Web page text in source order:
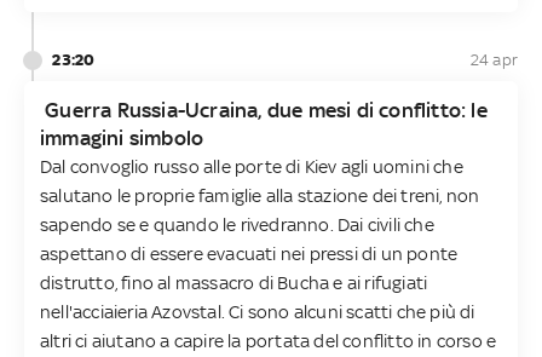
23:20 24 apr
Guerra Russia-Ucraina, due mesi di conflitto: le
immagini simbolo
Dal convoglio russo alle porte di Kiev agli uomini che
salutano le proprie famiglie alla stazione dei treni, non
sapendo se e quando le rivedranno. Dai civili che
aspettano di essere evacuati nei pressi di un ponte
distrutto, fino al massacro di Bucha e ai rifugiati
nell'acciaieria Azovstal. Ci sono alcuni scatti che più di
altri ci aiutano a capire la portata del conflitto in corso e